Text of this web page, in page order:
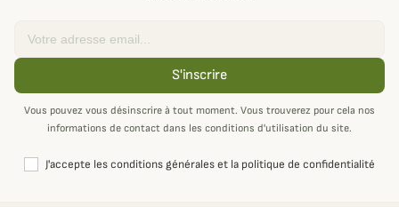
S'inscrire
Vous pouvez vous désinscrire à tout moment. Vous trouverez pour cela nos
informations de contact dans les conditions d'utilisation du site.
J'accepte les conditions générales et la politique de confidentialité